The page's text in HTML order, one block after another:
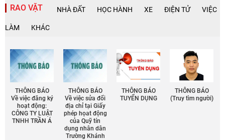
RAO VẶT NHÀ ĐẤT HỌC HÀNH XE ĐIỆN TỬ VIỆC
LÀM KHÁC
THÔNG BÁO
Về việc đăng ký
hoạt động:
CÔNG TY LUẬT
TNHH TRẦN Á
THÔNG BÁO
Về việc sửa đổi
địa chỉ tại Giấy
phép họat động
của Quỹ tín
dụng nhân dân
Trường Khánh
THÔNG BÁO
TUYỂN DỤNG
THÔNG BÁO
(Truy tìm người)